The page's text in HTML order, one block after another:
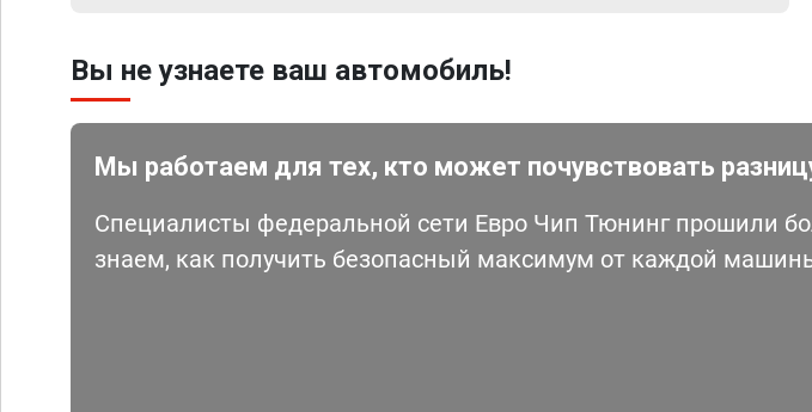
Вы не узнаете ваш автомобиль!
Мы работаем для тех, кто может почувствовать
Специалисты федеральной сети Евро Чип Тюнинг прошили
знаем, как получить безопасный максимум от каждой